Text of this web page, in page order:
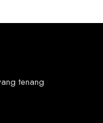
tenang